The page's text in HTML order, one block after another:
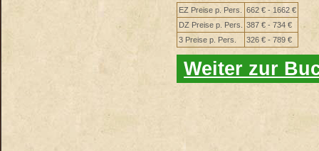
EZ Preise p. Pers.
662 € - 1662 €
DZ Preise p. Pers.
387 € - 734 €
3 Preise p. Pers.
326 € - 789 €
Weiter zur